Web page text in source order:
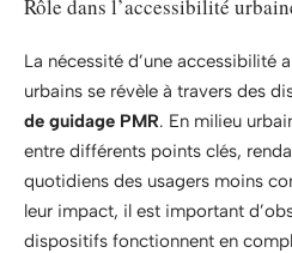
Rôle dans l’accessibilité
La nécessité d’une accessibilité
urbains se révèle à travers des
de guidage PMR. En milieu
entre différents points clés,
quotidiens des usagers moins
leur impact, il est important
dispositifs fonctionnent en